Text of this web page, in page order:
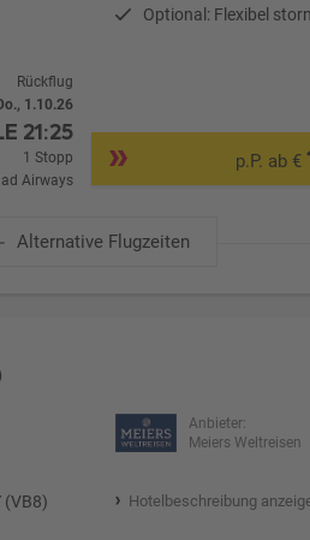
Optional: Flexibel
Rückflug
1.10.26
21:25
1 Stopp
Airways
p.P. ab €
Alternative Flugzeiten
(VB8)
Anbieter:
Meiers Weltreisen
Hotelbeschreibung